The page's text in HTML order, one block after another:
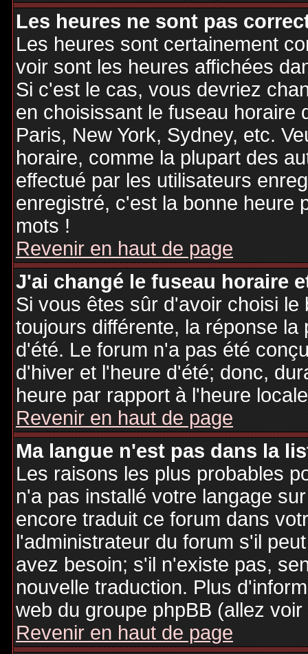
Les heures ne sont pas
Les heures sont certainement
voir sont les heures affichées
Si c'est le cas, vous devriez
en choisissant le fuseau horaire
Paris, New York, Sydney, etc.
horaire, comme la plupart des
effectué par les utilisateurs
enregistré, c'est la bonne heure
mots !
Revenir en haut de page
J'ai changé le fuseau horaire
Si vous êtes sûr d'avoir choisi
toujours différente, la réponse
d'été. Le forum n'a pas été
d'hiver et l'heure d'été; donc,
heure par rapport à l'heure
Revenir en haut de page
Ma langue n'est pas dans la
Les raisons les plus probables
n'a pas installé votre langage
encore traduit ce forum dans
l'administrateur du forum s'il
avez besoin; s'il n'existe pas,
nouvelle traduction. Plus
web du groupe phpBB (allez
Revenir en haut de page